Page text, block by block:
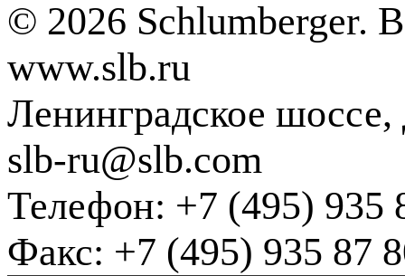
© 2026 Schlumberger.
www.slb.ru
Ленинградское
slb-ru@slb.com
Телефон: +7 (495) 935
Факс: +7 (495) 935 87